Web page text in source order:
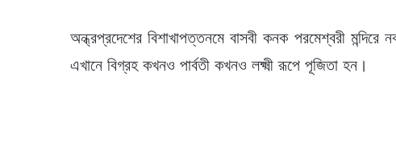
অন্ধ্রপ্রদেশের বিশাখাপত্তনমে বাসবী কনক পরমেশ্বরী
এখানে বিগ্রহ কখনও পার্বতী কখনও লক্ষ্মী রূপে পূজিতা হন।